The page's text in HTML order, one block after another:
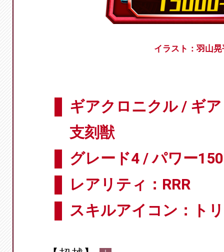
イラスト：羽山晃
ギアクロニクル / ギ
支刻獣
グレード4 / パワー
レアリティ：RRR
スキルアイコン：ト